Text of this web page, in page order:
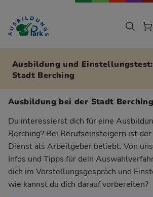
Zur Navigation springen
Zu den Hauptinhalten springen
Ausbildung und Einstellungstest:
Stadt Berching
Ausbildung bei der Stadt Berching
Du interessierst dich für eine
Berching? Bei Berufseinsteigern ist
Dienst als Arbeitgeber beliebt. Von
Infos und Tipps für dein
dich im Vorstellungsgespräch und
wie kannst du dich darauf vorbereiten?